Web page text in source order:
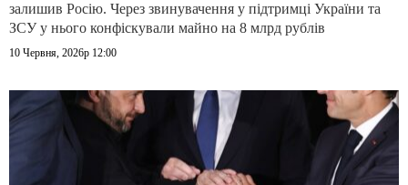
залишив Росію. Через звинувачення у підтримці України та
ЗСУ у нього конфіскували майно на 8 млрд рублів
10 Червня, 2026р 12:00